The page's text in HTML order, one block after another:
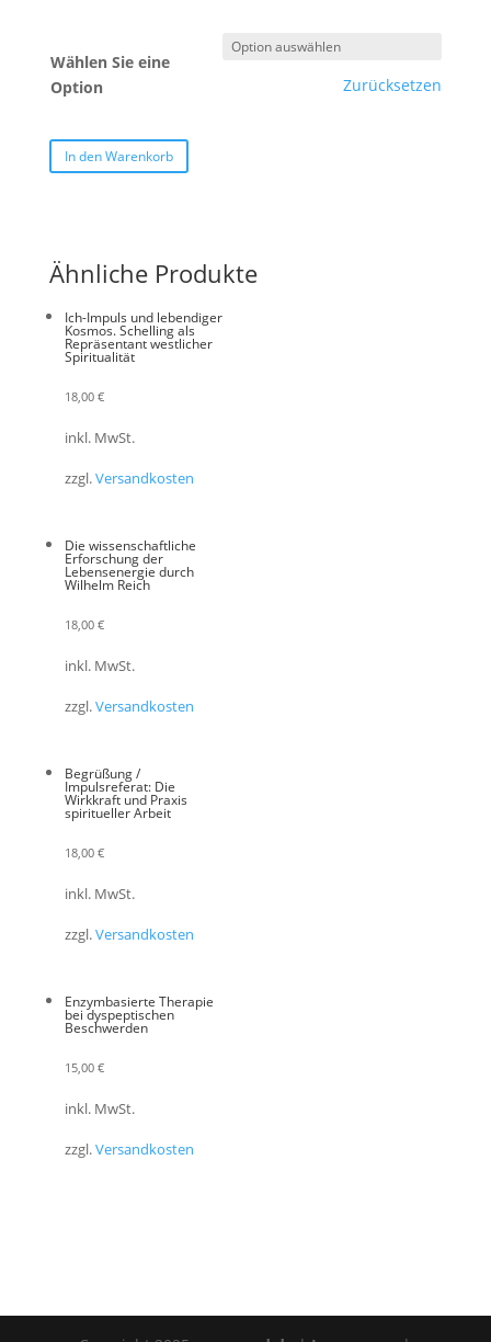
Wählen Sie eine
Option
Zurücksetzen
In den Warenkorb
Ähnliche Produkte
Ich-Impuls und lebendiger
Kosmos. Schelling als
Repräsentant westlicher
Spiritualität
18,00 €
inkl. MwSt.
zzgl.Versandkosten
Die wissenschaftliche
Erforschung der
Lebensenergie durch
Wilhelm Reich
18,00 €
inkl. MwSt.
zzgl.Versandkosten
Begrüßung /
Impulsreferat: Die
Wirkkraft und Praxis
spiritueller Arbeit
18,00 €
inkl. MwSt.
zzgl.Versandkosten
Enzymbasierte Therapie
bei dyspeptischen
Beschwerden
15,00 €
inkl. MwSt.
zzgl.Versandkosten